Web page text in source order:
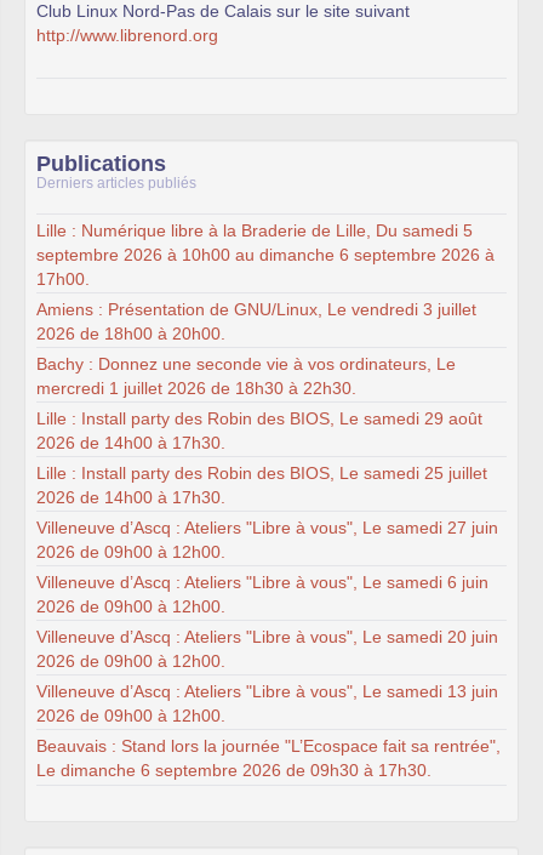
Club Linux Nord-Pas de Calais sur le site suivant
http://www.librenord.org
Publications
Derniers articles publiés
Lille : Numérique libre à la Braderie de Lille, Du samedi 5
septembre 2026 à 10h00 au dimanche 6 septembre 2026 à
17h00.
Amiens : Présentation de GNU/Linux, Le vendredi 3 juillet
2026 de 18h00 à 20h00.
Bachy : Donnez une seconde vie à vos ordinateurs, Le
mercredi 1 juillet 2026 de 18h30 à 22h30.
Lille : Install party des Robin des BIOS, Le samedi 29 août
2026 de 14h00 à 17h30.
Lille : Install party des Robin des BIOS, Le samedi 25 juillet
2026 de 14h00 à 17h30.
Villeneuve d’Ascq : Ateliers "Libre à vous", Le samedi 27 juin
2026 de 09h00 à 12h00.
Villeneuve d’Ascq : Ateliers "Libre à vous", Le samedi 6 juin
2026 de 09h00 à 12h00.
Villeneuve d’Ascq : Ateliers "Libre à vous", Le samedi 20 juin
2026 de 09h00 à 12h00.
Villeneuve d’Ascq : Ateliers "Libre à vous", Le samedi 13 juin
2026 de 09h00 à 12h00.
Beauvais : Stand lors la journée "L’Ecospace fait sa rentrée",
Le dimanche 6 septembre 2026 de 09h30 à 17h30.